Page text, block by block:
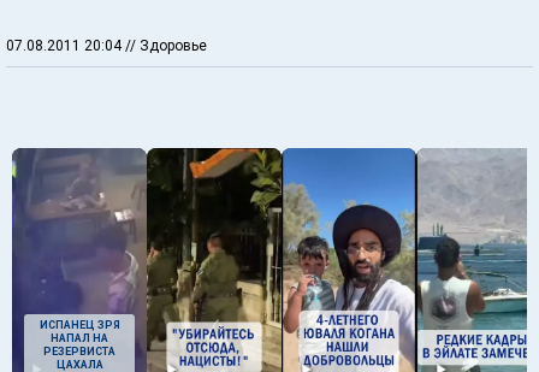
07.08.2011 20:04 // Здоровье
ИСПАНЕЦ ЗРЯ
НАПАЛ НА
РЕЗЕРВИСТА
ЦАХАЛА